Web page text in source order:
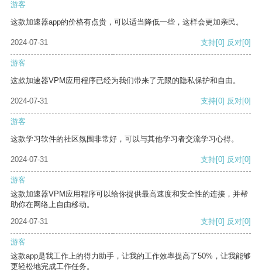
游客
这款加速器app的价格有点贵，可以适当降低一些，这样会更加亲民。
2024-07-31 支持[0] 反对[0]
游客
这款加速器VPM应用程序已经为我们带来了无限的隐私保护和自由。
2024-07-31 支持[0] 反对[0]
游客
这款学习软件的社区氛围非常好，可以与其他学习者交流学习心得。
2024-07-31 支持[0] 反对[0]
游客
这款加速器VPM应用程序可以给你提供最高速度和安全性的连接，并帮
助你在网络上自由移动。
2024-07-31
支持[0] 反对[0]
游客
这款app是我工作上的得力助手，让我的工作效率提高了50%，让我能够
更轻松地完成工作任务。